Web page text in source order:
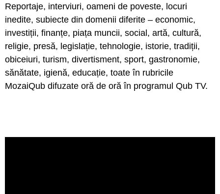
Reportaje, interviuri, oameni de poveste, locuri
inedite, subiecte din domenii diferite – economic,
investiții, finanțe, piața muncii, social, artă, cultură,
religie, presă, legislație, tehnologie, istorie, tradiții,
obiceiuri, turism, divertisment, sport, gastronomie,
sănătate, igienă, educație, toate în rubricile
MozaiQub difuzate oră de oră în programul Qub TV.